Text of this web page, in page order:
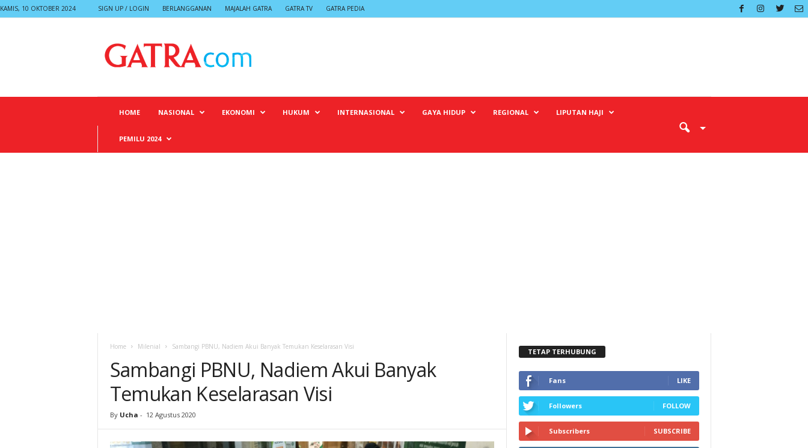
KAMIS, 10 OKTOBER 2024 SIGN UP / LOGIN BERLANGGANAN MAJALAH GATRA GATRA TV GATRA PEDIA
HOME NASIONAL EKONOMI HUKUM INTERNASIONAL GAYA HIDUP REGIONAL LIPUTAN HAJI
PEMILU 2024
Home Milenial Sambangi PBNU, Nadiem Akui Banyak Temukan Keselarasan Visi
Sambangi PBNU, Nadiem Akui Banyak
Temukan Keselarasan Visi
By Ucha - 12 Agustus 2020
TETAP TERHUBUNG
Fans LIKE
Followers FOLLOW
Subscribers SUBSCRIBE